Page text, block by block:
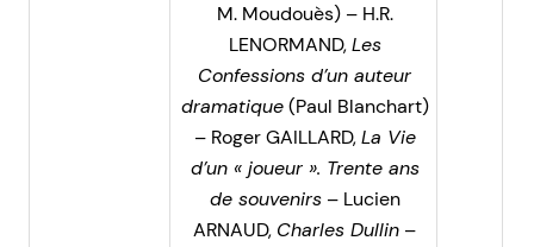
M. Moudouès) – H.R.
LENORMAND,Les
Confessions d’un auteur
dramatique(Paul Blanchart)
– Roger GAILLARD,La Vie
d’un « joueur ». Trente ans
de souvenirs– Lucien
ARNAUD, Charles Dullin –